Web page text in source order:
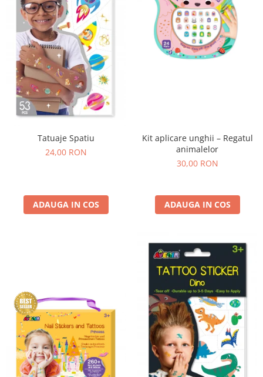
Tatuaje Spatiu
24,00 RON
ADAUGA IN COS
Kit aplicare unghii – Regatul
animalelor
30,00 RON
ADAUGA IN COS